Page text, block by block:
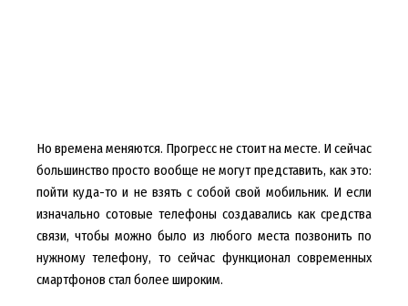
Но времена меняются. Прогресс не стоит на месте. И сейчас
большинство просто вообще не могут представить, как это:
пойти куда-то и не взять с собой свой мобильник. И если
изначально сотовые телефоны создавались как средства
связи, чтобы можно было из любого места позвонить по
нужному телефону, то сейчас функционал современных
смартфонов стал более широким.